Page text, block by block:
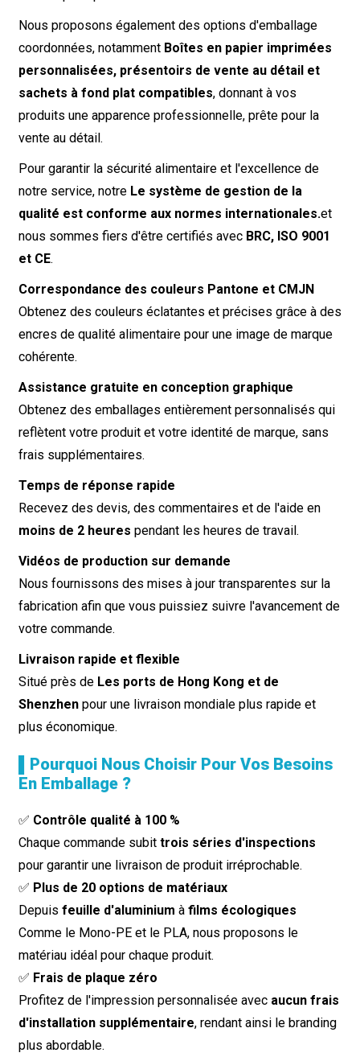
Nous proposons également des options d'emballage
coordonnées, notamment Boîtes en papier imprimées
personnalisées, présentoirs de vente au détail et
sachets à fond plat compatibles, donnant à vos
produits une apparence professionnelle, prête pour la
vente au détail.
Pour garantir la sécurité alimentaire et l'excellence de
notre service, notre Le système de gestion de la
qualité est conforme aux normes internationales.et
nous sommes fiers d'être certifiés avec BRC, ISO 9001
et CE.
Correspondance des couleurs Pantone et CMJN
Obtenez des couleurs éclatantes et précises grâce à des
encres de qualité alimentaire pour une image de marque
cohérente.
Assistance gratuite en conception graphique
Obtenez des emballages entièrement personnalisés qui
reflètent votre produit et votre identité de marque, sans
frais supplémentaires.
Temps de réponse rapide
Recevez des devis, des commentaires et de l'aide en
moins de 2 heures pendant les heures de travail.
Vidéos de production sur demande
Nous fournissons des mises à jour transparentes sur la
fabrication afin que vous puissiez suivre l'avancement de
votre commande.
Livraison rapide et flexible
Situé près de Les ports de Hong Kong et de
Shenzhenpour une livraison mondiale plus rapide et
plus économique.
▌Pourquoi Nous Choisir Pour Vos Besoins
En Emballage ?
✅ Contrôle qualité à 100 %
Chaque commande subit trois séries d'inspections
pour garantir une livraison de produit irréprochable.
✅ Plus de 20 options de matériaux
Depuis feuille d'aluminium à films écologiques
Comme le Mono-PE et le PLA, nous proposons le
matériau idéal pour chaque produit.
✅ Frais de plaque zéro
Profitez de l'impression personnalisée avec aucun frais
d'installation supplémentaire, rendant ainsi le branding
plus abordable.